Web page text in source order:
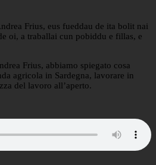
Frius, eus fueddau de ita bolit nai
oi, a traballai cun pobiddu e fillas, e
Frius, abbiamo spiegato cosa
agricola in Sardegna, lavorare in
del lavoro all’aperto.